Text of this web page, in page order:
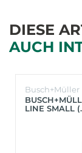
DIESE
AUCH
Busch+Müller
LINE SMALL